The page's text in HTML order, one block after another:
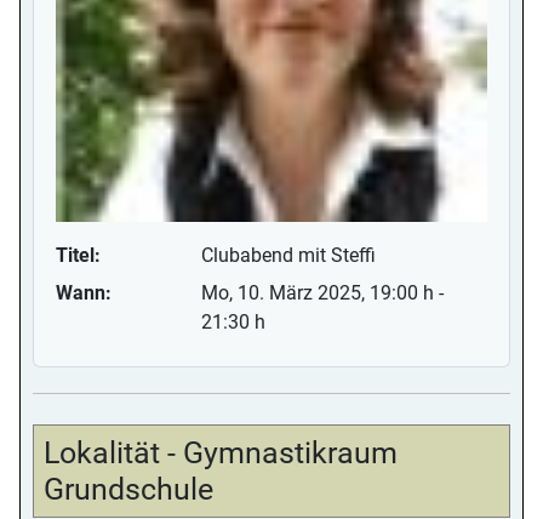
Titel:
Clubabend mit Steffi
Wann:
Mo, 10. März 2025, 19:00 h -
21:30 h
Lokalität - Gymnastikraum
Grundschule